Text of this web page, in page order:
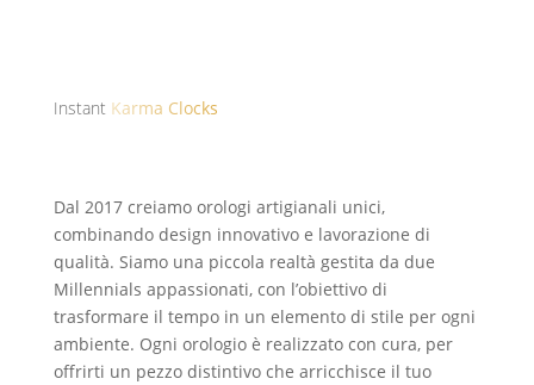
Instant Karma Clocks
Dal 2017 creiamo orologi artigianali unici,
combinando design innovativo e lavorazione di
qualità. Siamo una piccola realtà gestita da due
Millennials appassionati, con l’obiettivo di
trasformare il tempo in un elemento di stile per ogni
ambiente. Ogni orologio è realizzato con cura, per
offrirti un pezzo distintivo che arricchisce il tuo